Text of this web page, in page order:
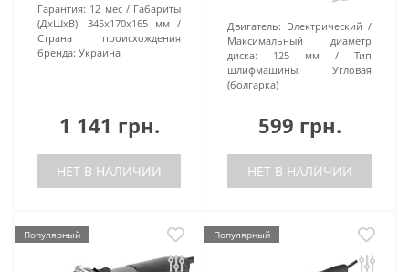
Гарантия: 12 мес
Габариты
(ДхШхВ):
345х170х165 мм
Страна происхождения
бренда: Украина
1 141 грн.
НЕТ В НАЛИЧИИ
Двигатель: Электрический
Максимальный диаметр
диска:
125 мм
Тип
шлифмашины:
Угловая
(болгарка)
599 грн.
НЕТ В НАЛИЧИИ
Популярный Популярный